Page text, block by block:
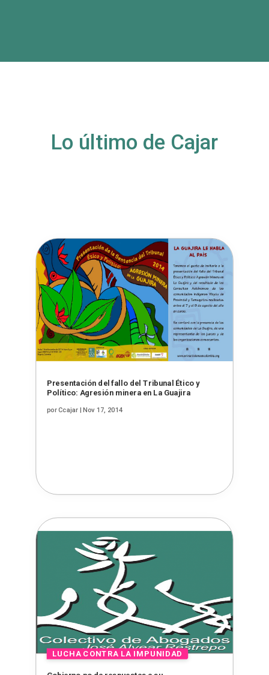
Lo último de Cajar
Presentación del fallo del Tribunal Ético y
Político: Agresión minera en La Guajira
porCcajar|Nov 17, 2014